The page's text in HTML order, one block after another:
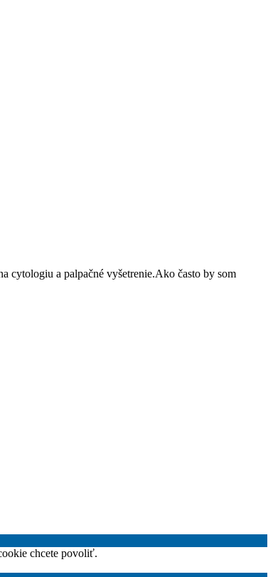
cytologiu a palpačné vyšetrenie.Ako často by som
chcete povoliť.